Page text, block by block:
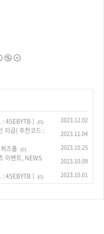
: 45EBYTB ) (0) 2023.12.02
지급( 추천코드 :
2023.11.04
즈폴 (0) 2023.10.25
이벤트, NEWS
2023.10.09
: 45EBYTB ) (0) 2023.10.01